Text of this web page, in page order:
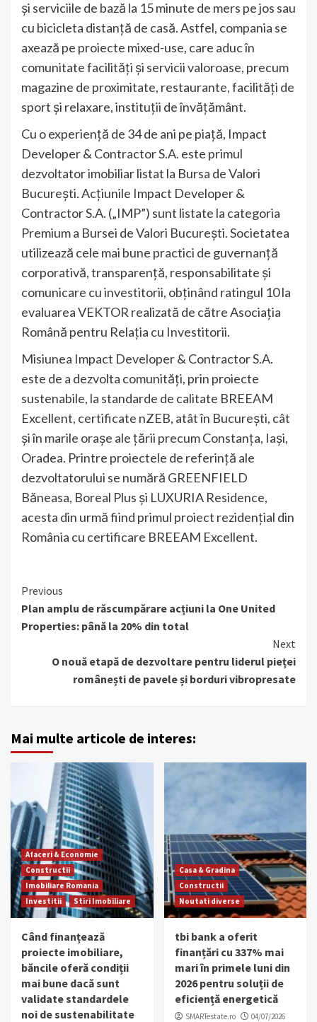
și serviciile de bază la 15 minute de mers pe jos sau
cu bicicleta distanță de casă. Astfel, compania se
axează pe proiecte mixed-use, care aduc în
comunitate facilități și servicii valoroase, precum
magazine de proximitate, restaurante, facilități de
sport și relaxare, instituții de învățământ.
Cu o experiență de 34 de ani pe piață, Impact
Developer & Contractor S.A. este primul
dezvoltator imobiliar listat la Bursa de Valori
București. Acțiunile Impact Developer &
Contractor S.A. („IMP”) sunt listate la categoria
Premium a Bursei de Valori București. Societatea
utilizează cele mai bune practici de guvernanță
corporativă, transparență, responsabilitate şi
comunicare cu investitorii, obținând ratingul 10 la
evaluarea VEKTOR realizată de către Asociația
Română pentru Relația cu Investitorii.
Misiunea Impact Developer & Contractor S.A.
este de a dezvolta comunități, prin proiecte
sustenabile, la standarde de calitate BREEAM
Excellent, certificate nZEB, atât în București, cât
și în marile orașe ale țării precum Constanța, Iași,
Oradea. Printre proiectele de referință ale
dezvoltatorului se numără GREENFIELD
Băneasa, Boreal Plus și LUXURIA Residence,
acesta din urmă fiind primul proiect rezidențial din
România cu certificare BREEAM Excellent.
Continue
Reading
Previous
Plan amplu de răscumpărare acțiuni la One United
Properties: până la 20% din total
Next
O nouă etapă de dezvoltare pentru liderul pieței
românești de pavele și borduri vibropresate
Mai multe articole de interes:
Afaceri & Economie
Constructii
Imobiliare Romania
Investitii
Stiri Imobiliare
Când finanțează
proiecte imobiliare,
băncile oferă condiții
mai bune dacă sunt
validate standardele
noi de sustenabilitate
Casa & Gradina
Constructii
Noutati diverse
tbi bank a oferit
finanțări cu 337% mai
mari în primele luni din
2026 pentru soluții de
eficiență energetică
SMARTestate.ro 04/07/2026